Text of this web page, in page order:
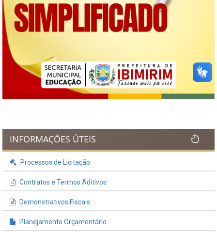
INFORMAÇÕES ÚTEIS
Processos de Licitação
Contratos e Termos Aditivos
Demonstrativos Fiscais
Planejamento Orçamentário